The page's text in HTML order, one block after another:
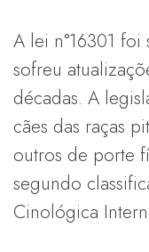
A lei n°16301
sofreu
décadas. A
cães das raças
outros de porte
segundo
Cinológica